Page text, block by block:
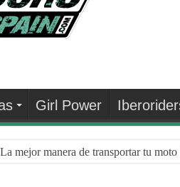
Girl Power
La mejor manera de transportar tu